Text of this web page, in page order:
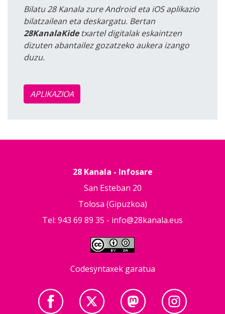
Bilatu 28 Kanala zure Android eta iOS aplikazio
bilatzailean eta deskargatu. Bertan
28KanalaKidetxartel digitalak eskaintzen
dizuten abantailez gozatzeko aukera izango
duzu.
APLIKAZIOA
28 Kanala - Infosare
San Esteban 20
Tolosa (Gipuzkoa)
Tel: 943 69 89 35 - info@28kanala.eus
Codesyntaxek garatua